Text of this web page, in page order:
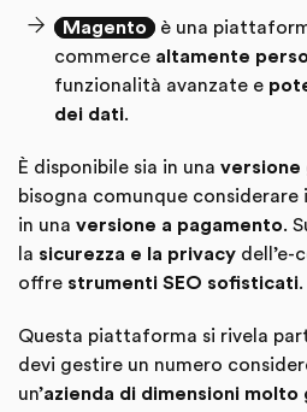
Magento
è una
commerce altamente
funzionalità avanzate e
dei dati.
È disponibile sia in una versione
bisogna comunque considerare
in una versione a pagamento.
la sicurezza e la privacy dell’e-
offre strumenti SEO sofisticati.
Questa piattaforma si rivela
devi gestire un numero
un’azienda di dimensioni molto